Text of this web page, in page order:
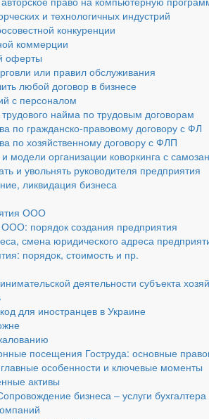
и технологичных индустрий
конкуренции
коммерции
оферты
или правил обслуживания
любой договор в бизнесе
с персоналом
найма по трудовым договорам
по гражданско-правовому договору с ФЛ
по хозяйственному договору с ФЛП
модели организации коворкинга с
и увольнять руководителя предприятия
ликвидация бизнеса
ООО
ООО: порядок создания предприятия
смена юридического адреса
порядок, стоимость и пр.
деятельности субъекта
для иностранцев в Украине
посещения Гоструда: основные
особенности и ключевые моменты
активы
бизнеса – услуги бухгалтера